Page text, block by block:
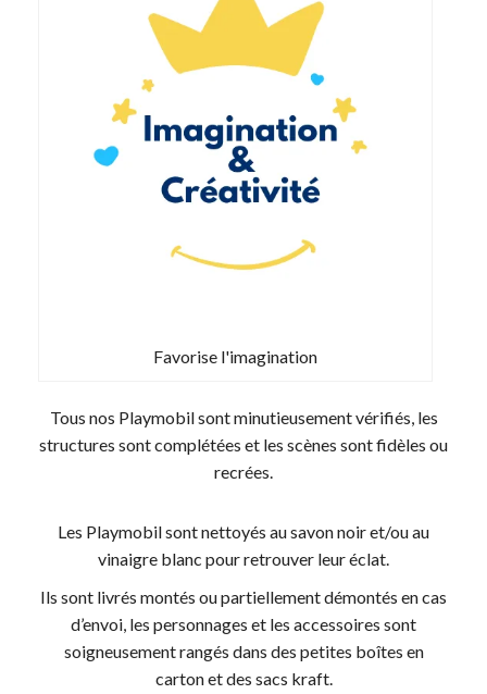
Favorise l'imagination
Tous nos Playmobil sont minutieusement vérifiés, les
structures sont complétées et les scènes sont fidèles ou
recrées.
Les Playmobil sont nettoyés au savon noir et/ou au
vinaigre blanc pour retrouver leur éclat.
Ils sont livrés montés ou partiellement démontés en cas
d’envoi, les personnages et les accessoires sont
soigneusement rangés dans des petites boîtes en
carton et des sacs kraft.